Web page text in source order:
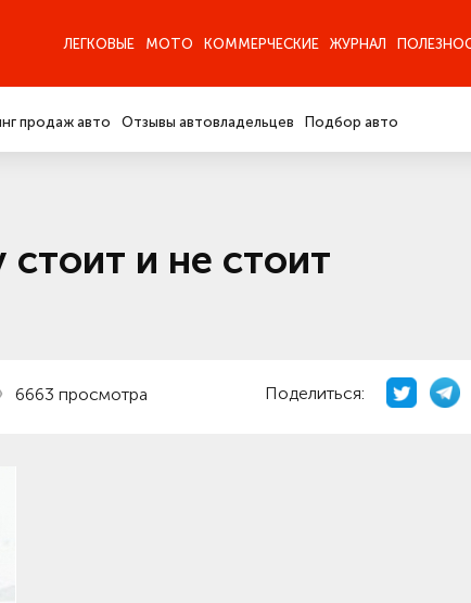
ЛЕГКОВЫЕ МОТО КОММЕРЧЕСКИЕ ЖУРНАЛ
продаж авто Отзывы автовладельцев Подбор авто
и не стоит
6663 просмотра Поделиться: